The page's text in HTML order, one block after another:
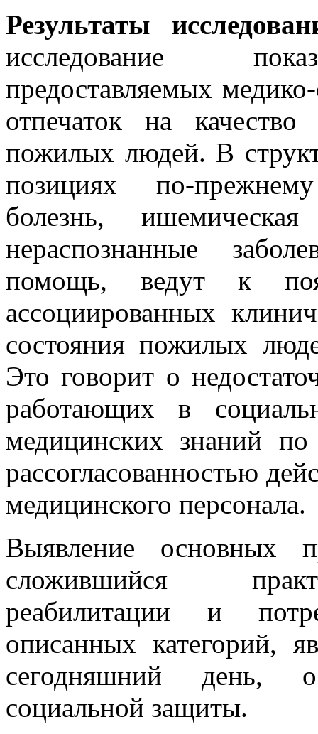
Результаты
исследование
предоставляемых
отпечаток на
пожилых людей. В
позициях по-
болезнь,
нераспознанные
помощь, ведут к
ассоциированных
состояния пожилых
Это говорит о
работающих в
медицинских знаний
рассогласованностью
медицинского персонала.
Выявление основных
сложившийся
реабилитации и
описанных категорий,
сегодняшний день,
социальной защиты.